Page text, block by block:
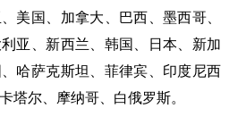
美国、加拿大、巴西、墨西哥、
亚、新西兰、韩国、日本、新加
哈萨克斯坦、菲律宾、印度尼西
塔尔、摩纳哥、白俄罗斯。